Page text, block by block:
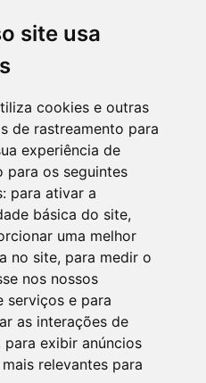
site usa
cookies e outras
de rastreamento para
experiência de
para os seguintes
para ativar a
básica do site,
uma melhor
no site, para medir o
nos nossos
serviços e para
as interações de
para exibir anúncios
relevantes para
JANEIRO
a Sexta das 09h às 17h.